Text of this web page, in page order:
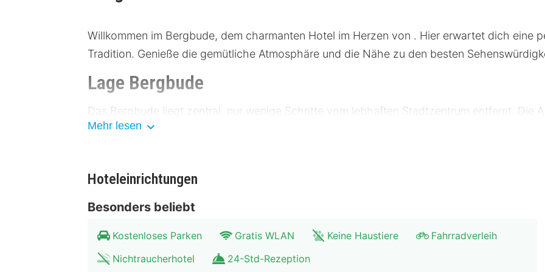
Willkommen im Bergbude, dem charmanten Hotel im Herzen von . Hier erwartet dich eine
Tradition. Genieße die gemütliche Atmosphäre und die Nähe zu den besten
Lage Bergbude
Das Bergbude liegt zentral, nur wenige Schritte vom lebhaften Stadtzentrum entfernt. Die
ist bequem zu Fuß erreichbar. In der Nähe findest du zahlreiche Museen und kulturelle
Museum der Moderne: 500 Meter
Kunstgalerie: 1 Kilometer
Historisches Schloss: 1,5 Kilometer
Mehr lesen
Hoteleinrichtungen
Besonders beliebt
Kostenloses Parken Gratis WLAN Keine Haustiere
Fahrradverleih
Nichtraucherhotel
24-Std-Rezeption